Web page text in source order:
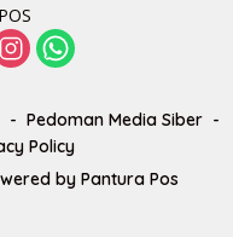
Pedoman Media Siber
Policy
by Pantura Pos